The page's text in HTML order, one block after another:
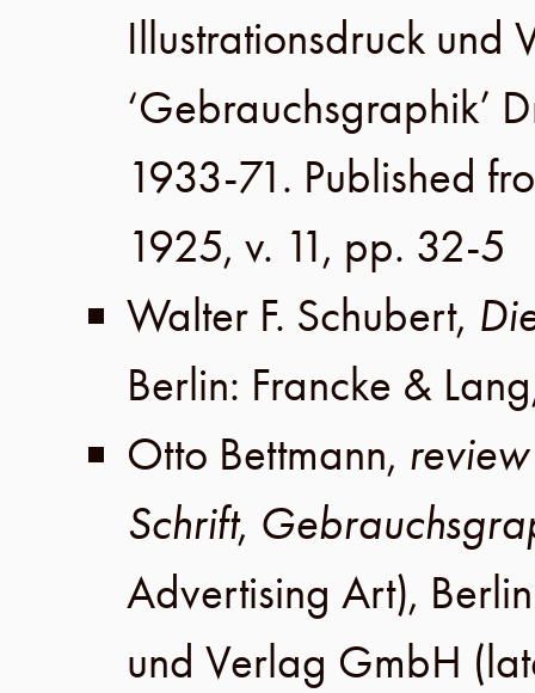
Illustrationsdruck und
‘Gebrauchsgraphik’
1933-71. Published
1925, v. 11, pp. 32-5
Walter F. Schubert,
Berlin: Francke & Lang
Otto Bettmann,
Schrift,
Advertising Art), Berlin
und Verlag GmbH